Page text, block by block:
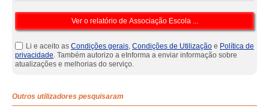
Li e aceito as Condições gerais, Condições de Utilização e Política de
privacidade. Também autorizo a eInforma a enviar informação sobre
atualizações e melhorias do serviço.
Outros utilizadores pesquisaram